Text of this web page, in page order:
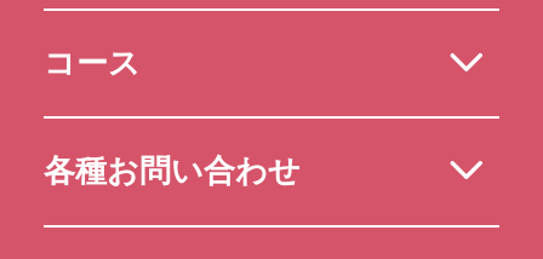
コース
各種お問い合わせ